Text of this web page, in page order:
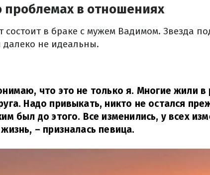
проблемах в отношениях
состоит в браке с мужем Вадимом. Звезда
не идеальны.
что это не только я. Многие жили в
Надо привыкать, никто не остался
был до этого. Все изменились, у всех
– призналась певица.